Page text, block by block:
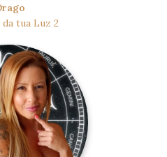
tua Luz 2